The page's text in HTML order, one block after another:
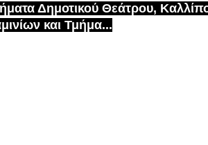
Δημοτικού Θεάτρου,
και Τμήμα...